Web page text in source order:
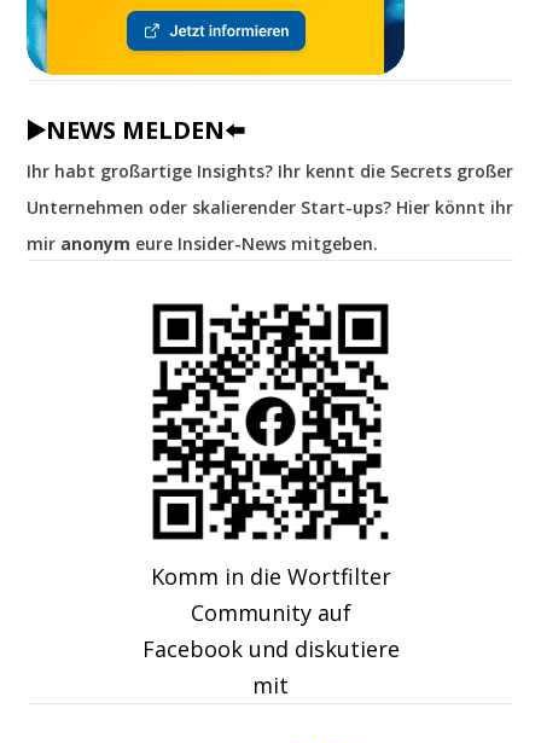
▶️NEWS MELDEN⬅️
Ihr habt großartige Insights? Ihr kennt die Secrets großer
Unternehmen oder skalierender Start-ups? Hier könnt ihr
mir anonym eure Insider-News mitgeben.
Komm in die Wortfilter
Community auf
Facebook und diskutiere
mit